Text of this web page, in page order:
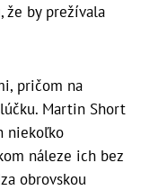
že by prežívala
pričom na
Martin Short
niekoľko
náleze ich bez
obrovskou